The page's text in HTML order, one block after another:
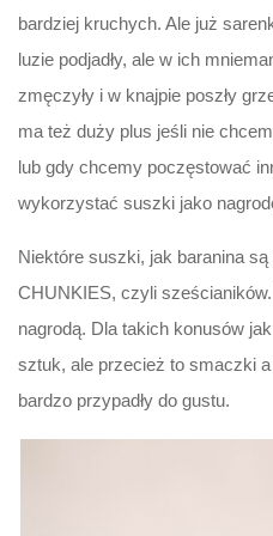
bardziej kruchych. Ale już
luzie podjadły, ale w ich
zmęczyły i w knajpie poszły
ma też duży plus jeśli nie
lub gdy chcemy poczęstować
wykorzystać suszki jako
Niektóre suszki, jak baranina
CHUNKIES, czyli
nagrodą. Dla takich konusów
sztuk, ale przecież to smaczki
bardzo przypadły do gustu.